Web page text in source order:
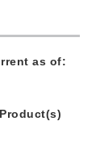
as of: